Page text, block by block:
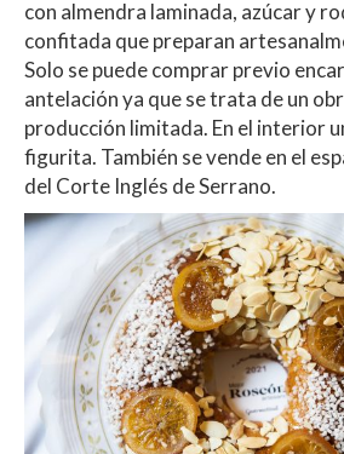
con almendra laminada, azúcar y
confitada que preparan
Solo se puede comprar previo
antelación ya que se trata de un
producción limitada. En el interior
figurita. También se vende en el
del Corte Inglés de Serrano.